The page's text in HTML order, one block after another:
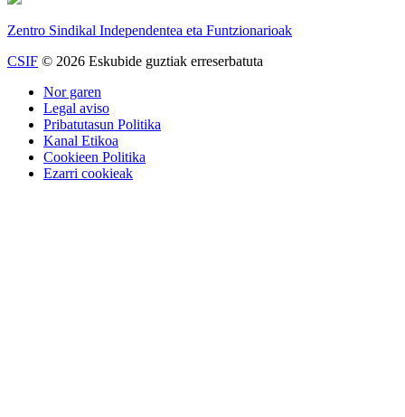
Zentro Sindikal Independentea eta Funtzionarioak
CSIF © 2026 Eskubide guztiak erreserbatuta
Nor garen
Legal aviso
Pribatutasun Politika
Kanal Etikoa
Cookieen Politika
Ezarri cookieak